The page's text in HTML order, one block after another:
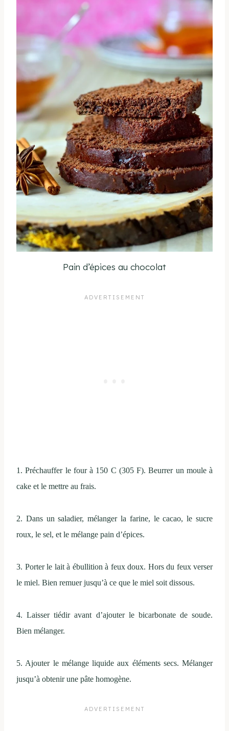
Pain d’épices au chocolat
1. Préchauffer le four à 150 C (305 F). Beurrer un moule à
cake et le mettre au frais.
2. Dans un saladier, mélanger la farine, le cacao, le sucre
roux, le sel, et le mélange pain d’épices.
3. Porter le lait à ébullition à feux doux. Hors du feux verser
le miel. Bien remuer jusqu’à ce que le miel soit dissous.
4. Laisser tiédir avant d’ajouter le bicarbonate de soude.
Bien mélanger.
5. Ajouter le mélange liquide aux éléments secs. Mélanger
jusqu’à obtenir une pâte homogène.